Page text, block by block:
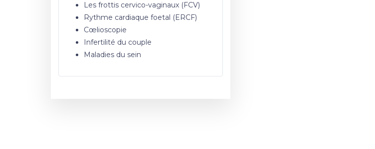
Les frottis cervico-vaginaux (FCV)
Rythme cardiaque foetal (ERCF)
Cœlioscopie
Infertilité du couple
Maladies du sein